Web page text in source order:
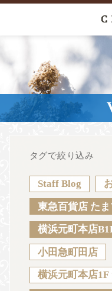
News Blog
Sustainability
タグで絞り込み
Staff Blog
東急百貨店 た
横浜元町本店
小田急町田店
横浜元町本店